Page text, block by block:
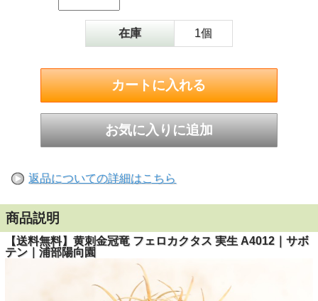
在庫 1個
返品についての詳細はこちら
商品説明
【送料無料】黄刺金冠竜 フェロカクタス 実生 A4012｜サボ
テン｜浦部陽向園